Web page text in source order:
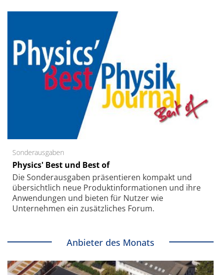
Sonderausgaben
Physics' Best und Best of
Die Sonder­ausgaben präsentieren kompakt und
übersichtlich neue Produkt­informationen und ihre
Anwendungen und bieten für Nutzer wie
Unternehmen ein zusätzliches Forum.
Anbieter des Monats